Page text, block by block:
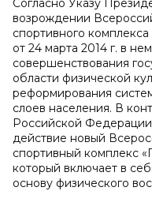
Согласно Указу
возрождении
спортивного
от 24 марта 2014 г. в
совершенствования
области физической
реформирования
слоев населения. В
Российской Федерации
действие новый
спортивный комплекс
который включает в
основу физического